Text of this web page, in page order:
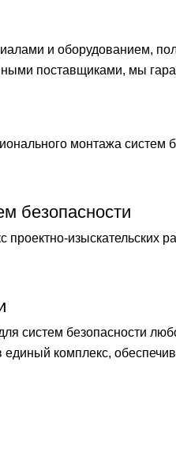
и оборудованием,
поставщиками, мы
монтажа систем
безопасности
изыскательских
систем безопасности
комплекс,